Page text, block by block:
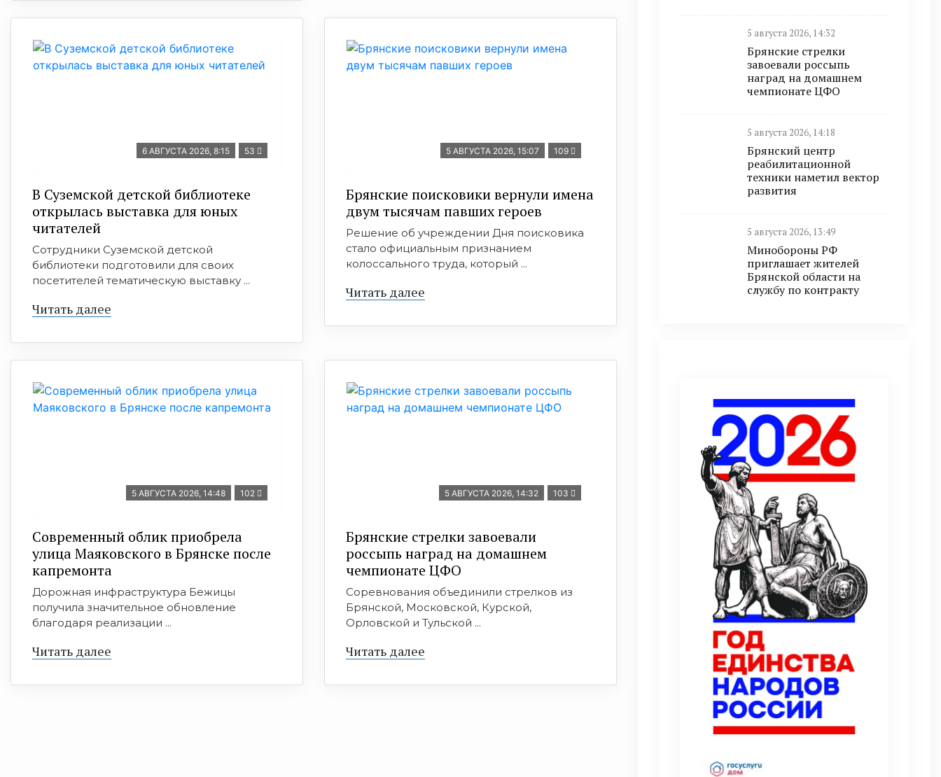
6 АВГУСТА 2026, 8:15 53
В Суземской детской библиотеке
открылась выставка для юных
читателей
Сотрудники Суземской детской
библиотеки подготовили для своих
посетителей тематическую выставку ...
Читать далее
5 АВГУСТА 2026, 15:07 109
Брянские поисковики вернули имена
двум тысячам павших героев
Решение об учреждении Дня поисковика
стало официальным признанием
колоссального труда, который ...
Читать далее
5 АВГУСТА 2026, 14:48 102
Современный облик приобрела
улица Маяковского в Брянске после
капремонта
Дорожная инфраструктура Бежицы
получила значительное обновление
благодаря реализации ...
Читать далее
5 АВГУСТА 2026, 14:32 103
Брянские стрелки завоевали
россыпь наград на домашнем
чемпионате ЦФО
Соревнования объединили стрелков из
Брянской, Московской, Курской,
Орловской и Тульской ...
Читать далее
5 августа 2026, 14:32
Брянские стрелки
завоевали россыпь
наград на домашнем
чемпионате ЦФО
5 августа 2026, 14:18
Брянский центр
реабилитационной
техники наметил вектор
развития
5 августа 2026, 13:49
Минобoроны РФ
приглaшaет житeлeй
Брянской области на
службу по контракту